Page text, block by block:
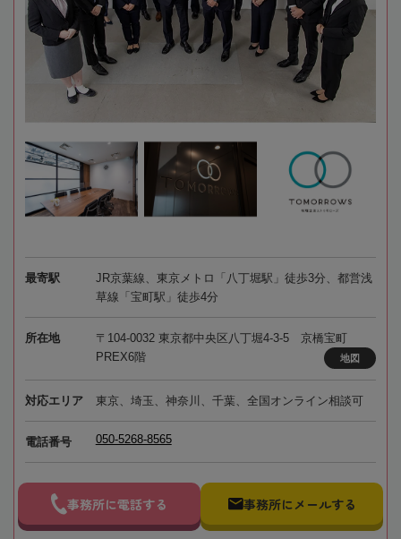
最寄駅
JR京葉線、東京メトロ「八丁堀駅」徒歩3分、都営浅
草線「宝町駅」徒歩4分
所在地
〒104-0032 東京都中央区八丁堀4-3-5 京橋宝町
PREX6階
地図
対応エリア 東京、埼玉、神奈川、千葉、全国オンライン相談可
電話番号 050-5268-8565
事務所に電話する 事務所にメールする